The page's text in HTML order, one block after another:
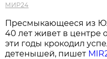
МИР24
Пресмыкающееся из
40 лет живет в центре
эти годы крокодил
детенышей, пишет